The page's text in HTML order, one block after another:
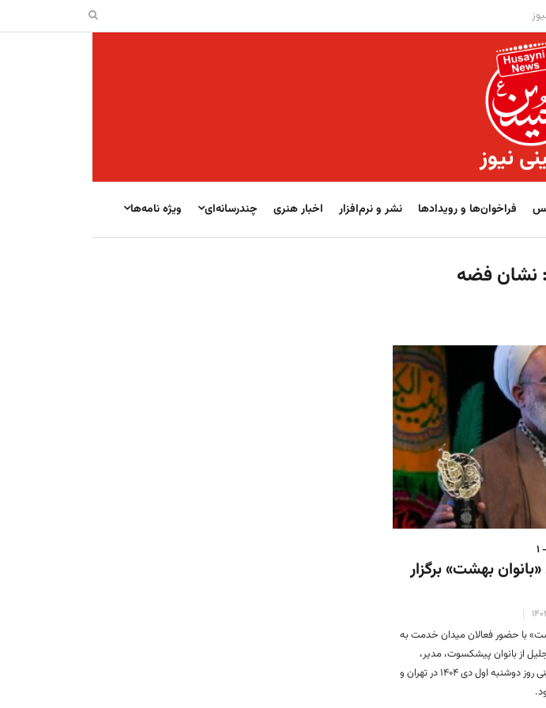
نیوز
فراخوان‌‏‏‏ها و رویدادها نشر و نرم‌افزار اخبار هنری چندرسانه‌ای ویژه نامه‌ها
نشان فضه
بهشت» برگزار
با حضور فعالان میدان خدمت به
از بانوان پیشکسوت، مدیر،
سخنور و ستایشگران مجالس دینی روز دوشنبه اول دی ۱۴۰۴ در تهران و